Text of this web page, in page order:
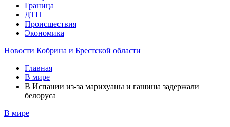
Граница
ДТП
Происшествия
Экономика
Новости Кобрина и Брестской области
Главная
В мире
В Испании из-за марихуаны и гашиша задержали
белоруса
В мире